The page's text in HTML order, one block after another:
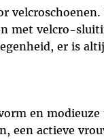
met velcro-
er is
en
een actieve